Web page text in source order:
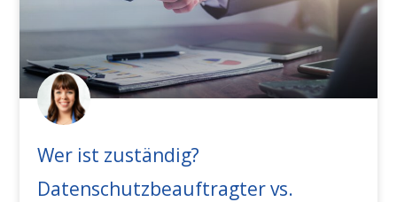
Wer ist zuständig?
Datenschutzbeauftragter vs.